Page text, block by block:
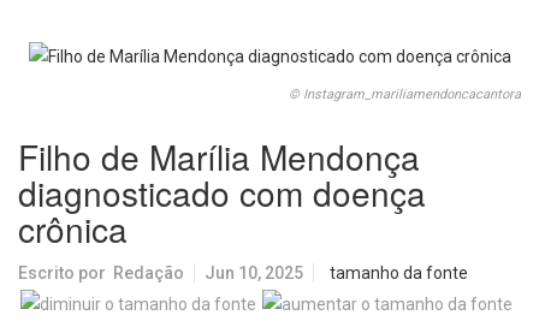
© Instagram_mariliamendoncacantora
Filho de Marília Mendonça
diagnosticado com doença
crônica
Escrito por Redação Jun 10, 2025 tamanho da fonte